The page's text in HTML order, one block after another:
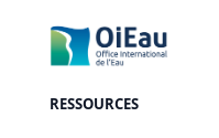
RESSOURCES